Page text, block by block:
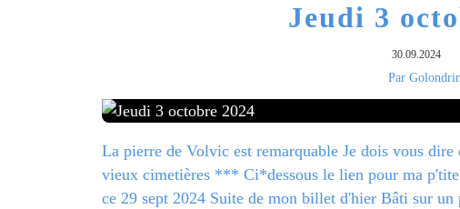
Jeudi 3
30.09.2024
Par
La pierre de Volvic est remarquable Je dois vous dire
vieux cimetières *** Ci*dessous le lien pour ma
ce 29 sept 2024 Suite de mon billet d'hier Bâti sur un